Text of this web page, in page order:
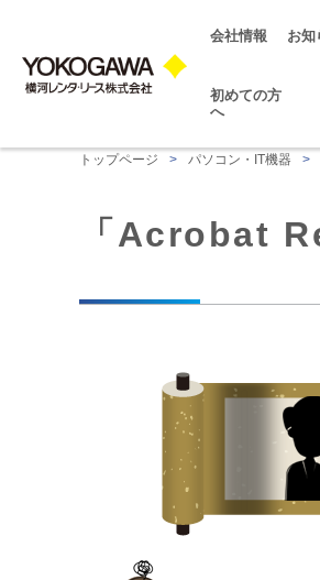
会社情報 お知
初めての方
へ
トップページ > パソコン・IT機器 >
「Acrobat